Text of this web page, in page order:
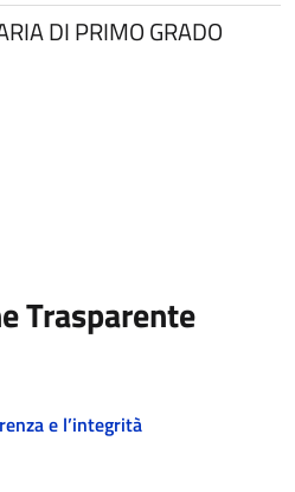
DI PRIMO GRADO
Trasparente
e l’integrità